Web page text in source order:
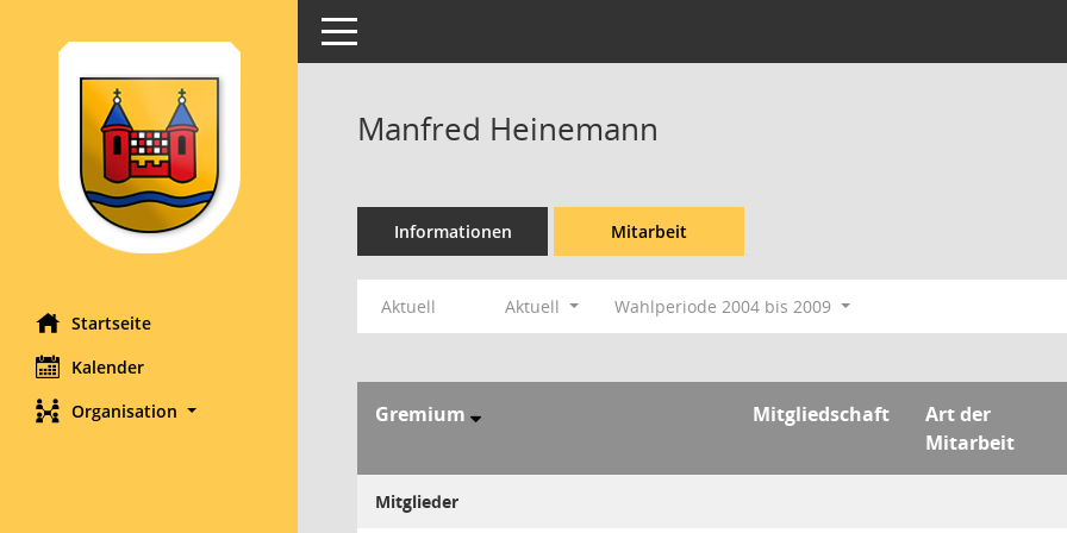
Startseite
Kalender
Organisation
Toggle navigation
Manfred Heinemann
Informationen Mitarbeit
Aktuell Aktuell Wahlperiode 2004 bis 2009
Gremium Mitgliedschaft
Art der
Mitarbeit
Mitglieder